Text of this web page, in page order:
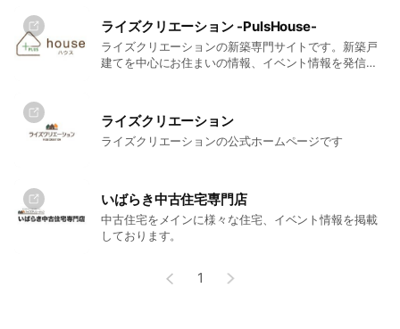
ライズクリエーション -PulsHouse-
ライズクリエーションの新築専門サイトです。新築戸
建てを中心にお住まいの情報、イベント情報を発信し
ライズクリエーション
ライズクリエーションの公式ホームページです
いばらき中古住宅専門店
中古住宅をメインに様々な住宅、イベント情報を掲載
しております。
1